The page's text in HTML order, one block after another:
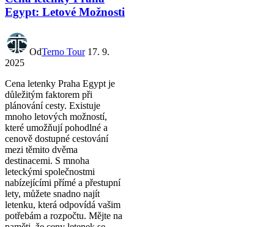
Egypt: Letové Možnosti
OdTerno Tour 17. 9.
2025
Cena letenky Praha Egypt je
důležitým faktorem při
plánování cesty. Existuje
mnoho letových možností,
které umožňují pohodlné a
cenově dostupné cestování
mezi těmito dvěma
destinacemi. S mnoha
leteckými společnostmi
nabízejícími přímé a přestupní
lety, můžete snadno najít
letenku, která odpovídá vašim
potřebám a rozpočtu. Mějte na